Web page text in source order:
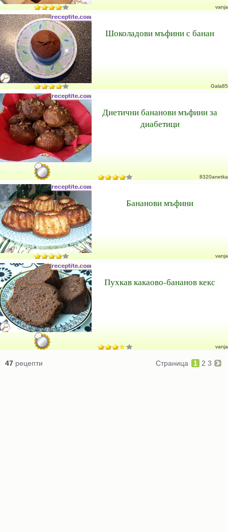
vanja
Шоколадови мъфини с банан
Gala85
Диетични бананови мъфини за
диабетици
8320anetka
Бананови мъфини
vanja
Пухкав какаово-бананов кекс
vanja
47 рецепти Страница 1 2 3